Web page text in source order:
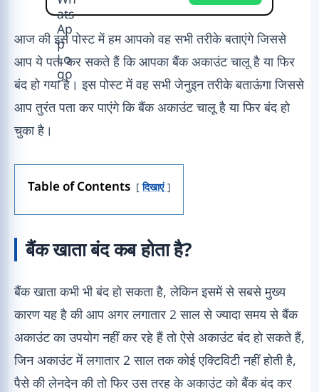
आज की इस पोस्ट में हम आपको वह सभी तरीके बताएंगे जिससे
आप ये पता कर सकते हैं कि आपका बैंक अकाउंट चालू है या फिर
बंद हो गया है। इस पोस्ट में वह सभी जेनुइन तरीके बताऊंगा जिससे
आप तुरंत पता कर पाएंगे कि बैंक अकाउंट चालू है या फिर बंद हो
चुका है।
Table of Contents दिखाएं
बैंक खाता बंद कब होता है?
बैंक खाता कभी भी बंद हो सकता है, लेकिन इसमें से सबसे मुख्य
कारण यह है की आप अगर लगातार 2 साल से ज्यादा समय से बैंक
अकाउंट का उपयोग नहीं कर रहे हैं तो ऐसे अकाउंट बंद हो सकते हैं,
जिन अकाउंट में लगातार 2 साल तक कोई एक्टिविटी नहीं होती है,
पैसे की लेनदेन की तो फिर उस तरह के अकाउंट को बैंक बंद कर